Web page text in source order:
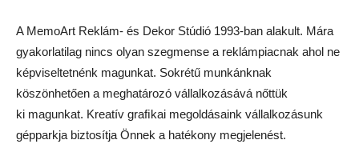
A MemoArt Reklám- és Dekor Stúdió 1993-ban alakult. Mára
gyakorlatilag nincs olyan szegmense a reklámpiacnak ahol ne
képviseltetnénk magunkat. Sokrétű munkánknak
köszönhetően a meghatározó vállalkozásává nőttük
ki magunkat. Kreatív graﬁkai megoldásaink vállalkozásunk
gépparkja biztosítja Önnek a hatékony megjelenést.